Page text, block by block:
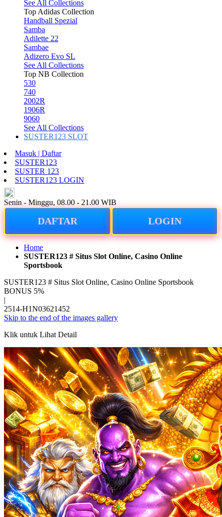
See All Collections
Top Adidas Collection
Handball Spezial
Samba
Adilette 22
Sambae
Adizero Evo SL
See All Collections
Top NB Collection
530
740
2002R
1906R
9060
See All Collections
SUSTER123 SLOT
Masuk | Daftar
SUSTER123
SUSTER 123
SUSTER123 LOGIN
Senin - Minggu, 08.00 - 21.00 WIB
DAFTAR LOGIN
Home
SUSTER123 # Situs Slot Online, Casino Online
Sportsbook
SUSTER123 # Situs Slot Online, Casino Online Sportsbook
BONUS 5%
|
2514-H1N03621452
Skip to the end of the images gallery
Klik untuk Lihat Detail